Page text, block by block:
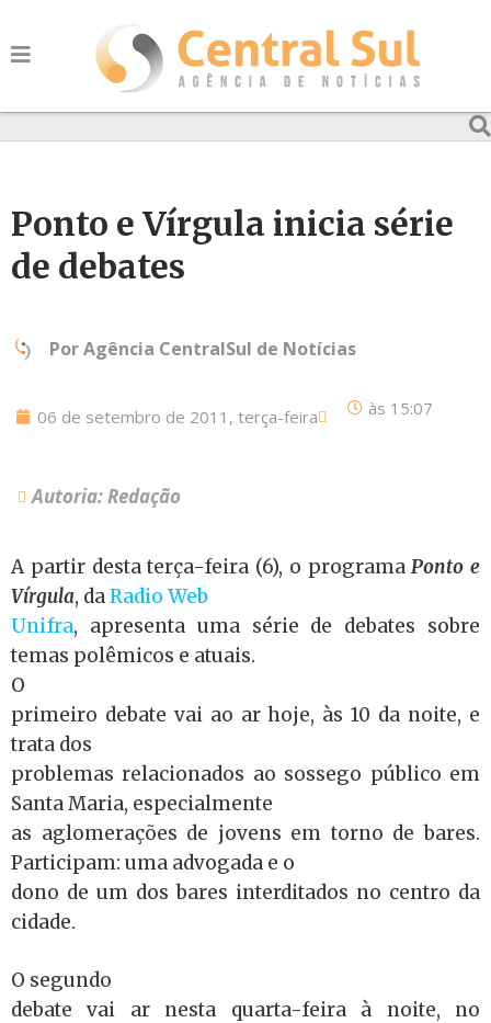
Ponto e Vírgula inicia série
de debates
PorAgência CentralSul de Notícias
06 de setembro de 2011, terça-feira às 15:07
Autoria: Redação
A partir desta terça-feira (6), o programaPonto e
Vírgula, daRadio Web
Unifra, apresenta uma série de debates sobre
temas polêmicos e atuais.
O
primeiro debate vai ao ar hoje, às 10 da noite, e
trata dos
problemas relacionados ao sossego público em
Santa Maria, especialmente
as aglomerações de jovens em torno de bares.
Participam: uma advogada e o
dono de um dos bares interditados no centro da
cidade.
O segundo
debate vai ar nesta quarta-feira à noite, no